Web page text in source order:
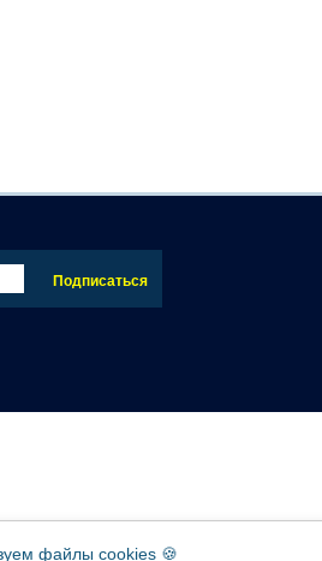
файлы cookies 🍪